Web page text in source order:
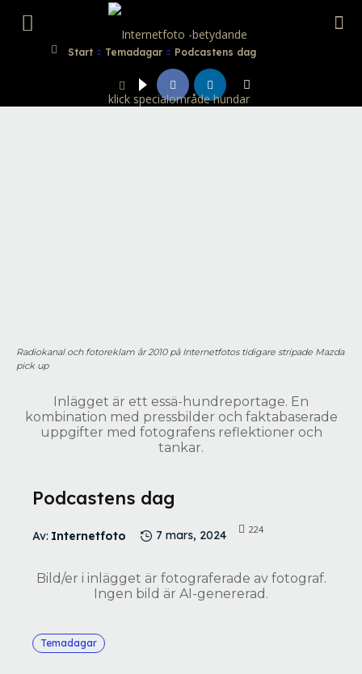
Internetfoto
Start Temadagar Podcastens dag
Radiokanal och fotoreklam år 2010 på Internetfotos tidigare stripade Mazda
pick up
Inlägget är ett essä-hundreportage. En
kombination med pressbilder och faktabaserade
uppgifter med fotografens reflektioner och
tankar.
Podcastens dag
Av: Internetfoto 7 mars, 2024 224
Bild/er i inlägget är fotograferade av fotograf.
Ingen bild är AI-genererad.
Temadagar